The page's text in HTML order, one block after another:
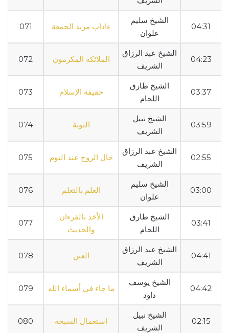
071 ءاداب مريد الجمعة
الشيخ سليم
علوان
04:31
072 الملائكة المكرمون
الشيخ عبد الرزاق
الشريف
04:23
073 حقيقة الإسلام
الشيخ طارق
اللحام
03:37
074 التوبة
الشيخ نبيل
الشريف
03:59
075 حال الروح عند النوم
الشيخ عبد الرزاق
الشريف
02:55
076 العلم بالتعلم
الشيخ سليم
علوان
03:00
077
الأخذ بالقرءان
والحديث
الشيخ طارق
اللحام
03:41
078 العين
الشيخ عبد الرزاق
الشريف
04:41
079 ما جاء في أسماء الله
الشيخ يوسف
داود
04:42
080 استعمال السبحة
الشيخ نبيل
الشريف
02:15